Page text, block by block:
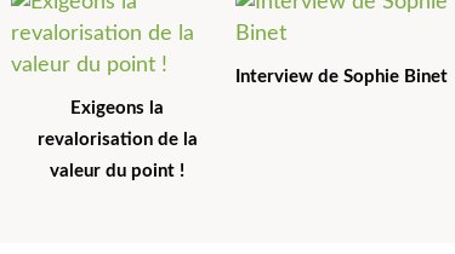
Exigeons la
revalorisation de la
valeur du point !
Interview de Sophie Binet